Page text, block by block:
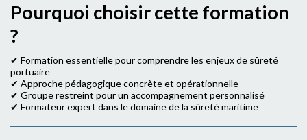
Pourquoi choisir cette formation
?
✔ Formation essentielle pour comprendre les enjeux de sûreté
portuaire
✔ Approche pédagogique concrète et opérationnelle
✔ Groupe restreint pour un accompagnement personnalisé
✔ Formateur expert dans le domaine de la sûreté maritime